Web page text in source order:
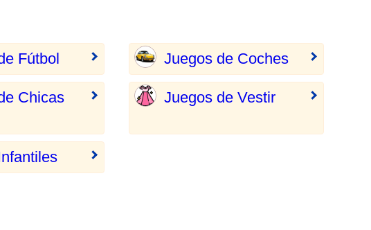
Fútbol Juegos de Coches
Chicas Juegos de Vestir